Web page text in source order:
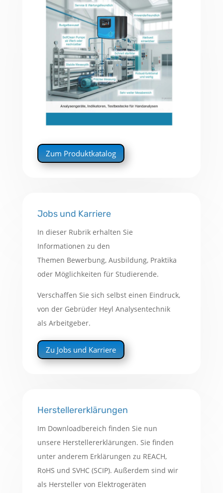
Zum Produktkatalog
Jobs und Karriere
In dieser Rubrik erhalten Sie
Informationen zu den
Themen Bewerbung, Ausbildung, Praktika
oder Möglichkeiten für Studierende.
Verschaffen Sie sich selbst einen Eindruck,
von der Gebrüder Heyl Analysentechnik
als Arbeitgeber.
Zu Jobs und Karriere
Herstellererklärungen
Im Downloadbereich finden Sie nun
unsere Herstellererklärungen. Sie finden
unter anderem Erklärungen zu REACH,
RoHS und SVHC (SCIP). Außerdem sind wir
als Hersteller von Elektrogeräten